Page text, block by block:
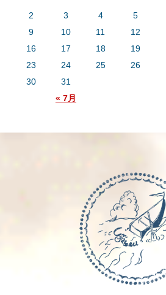
« 7月
2
3 4 5
9
10 11 12
16
17 18 19
23
24 25 26
30
31